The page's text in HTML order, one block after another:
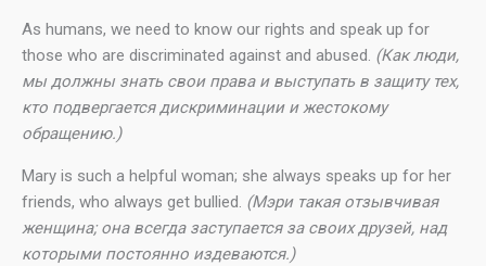
As humans, we need to know our rights and speak up for
those who are discriminated against and abused. (Как люди,
мы должны знать свои права и выступать в защиту тех,
кто подвергается дискриминации и жестокому
обращению.)
Mary is such a helpful woman; she always speaks up for her
friends, who always get bullied. (Мэри такая отзывчивая
женщина; она всегда заступается за своих друзей, над
которыми постоянно издеваются.)